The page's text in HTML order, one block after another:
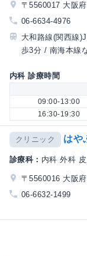
〒5560017 大阪
06-6634-4976
大和路線(関西線
歩3分 / 南海本線
内科 診療時間
09:00-13:00
16:30-19:30
クリニック はや
診療科： 内科 外科
〒5560016 大阪
06-6632-1499